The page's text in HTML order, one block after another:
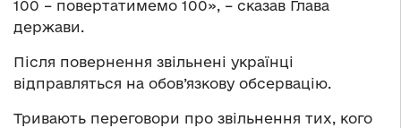
100 – повертатимемо 100», – сказав Глава
держави.
Після повернення звільнені українці
відправляться на обов’язкову обсервацію.
Тривають переговори про звільнення тих, кого